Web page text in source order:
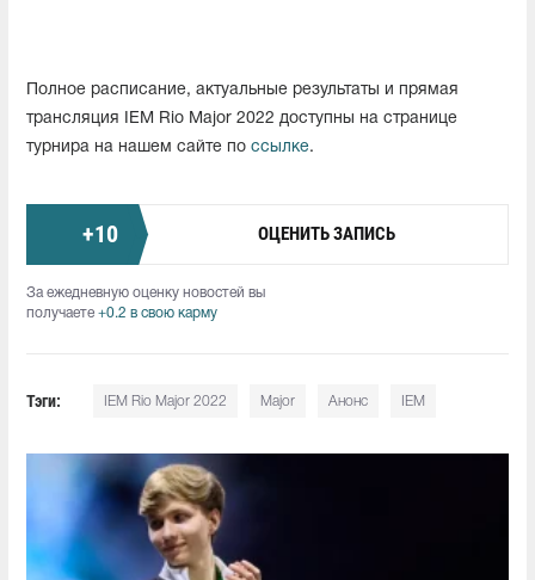
Полное расписание, актуальные результаты и прямая
трансляция IEM Rio Major 2022 доступны на странице
турнира на нашем сайте по ссылке.
+10 ОЦЕНИТЬ ЗАПИСЬ
За ежедневную оценку новостей вы
получаете +0.2 в свою карму
Тэги: IEM Rio Major 2022 Major Анонс IEM